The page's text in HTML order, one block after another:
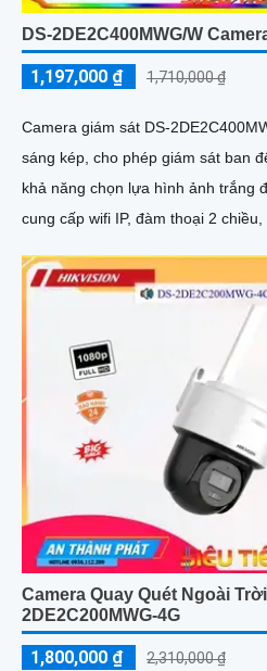
DS-2DE2C400MWG/W
1,197,000 ₫ 1,710,000 ₫
Camera giám sát DS-
sáng kép, cho phép giám sát ban
khả năng chọn lựa hình ảnh trắng
cung cấp wifi IP, đàm thoại 2
Camera Quay Quét Ngoài
2DE2C200MWG-4G
1,800,000 ₫ 2,310,000 ₫